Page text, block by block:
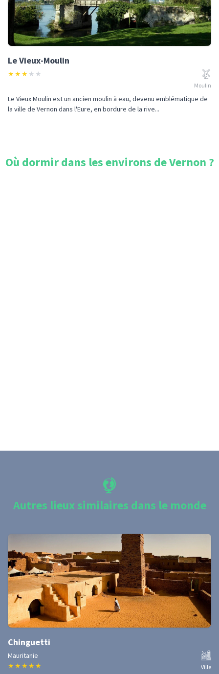
Le Vieux-Moulin
★★★ ★ ★
Moulin
Le Vieux Moulin est un ancien moulin à eau, devenu emblématique de
la ville de Vernon dans l'Eure, en bordure de la rive...
Où dormir dans les environs deVernon ?
Autres lieux similaires dans le monde
Chinguetti
Mauritanie
★ ★ ★ ★ ★ Ville